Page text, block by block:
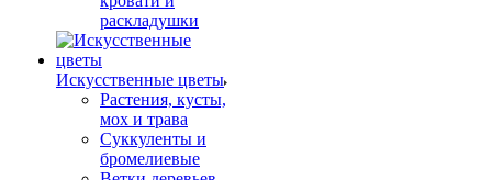
раскладушки
Искусственные цветы
Растения, кусты,
мох и трава
Суккуленты и
бромелиевые